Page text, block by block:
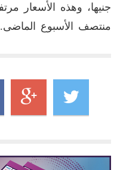
منتصف الأسبوع الماضى.